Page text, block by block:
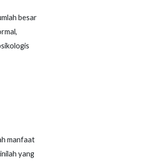
besar
manfaat
yang